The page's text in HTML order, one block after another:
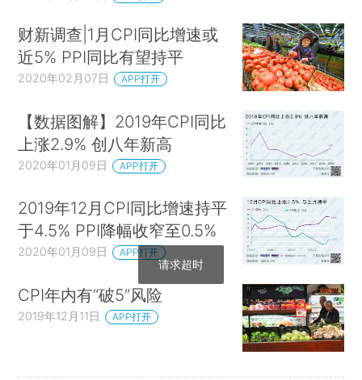
财新调查|1月CPI同比增速或
近5% PPI同比有望持平
2020年02月07日 APP打开
【数据图解】2019年CPI同比
上涨2.9% 创八年新高
2020年01月09日 APP打开
2019年12月CPI同比增速持平
于4.5% PPI降幅收窄至0.5%
2020年01月09日 APP打开
CPI年内有“破5”风险
2019年12月11日 APP打开
请求超时